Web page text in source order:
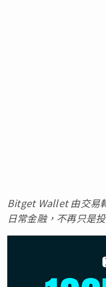
Bitget Wallet 由交易
日常金融，不再只是